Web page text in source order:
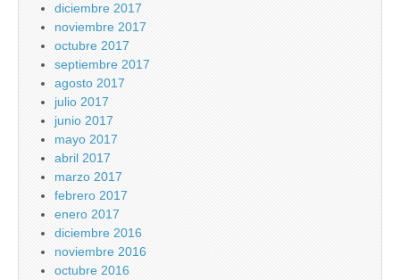
diciembre 2017
noviembre 2017
octubre 2017
septiembre 2017
agosto 2017
julio 2017
junio 2017
mayo 2017
abril 2017
marzo 2017
febrero 2017
enero 2017
diciembre 2016
noviembre 2016
octubre 2016